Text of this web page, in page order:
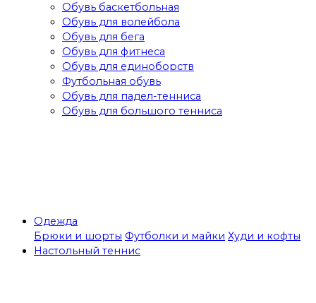
Обувь баскетбольная
Обувь для волейбола
Обувь для бега
Обувь для фитнеса
Обувь для единоборств
Футбольная обувь
Обувь для падел-тенниса
Обувь для большого тенниса
Одежда
Брюки и шорты Футболки и майки Худи и кофты
Настольный теннис